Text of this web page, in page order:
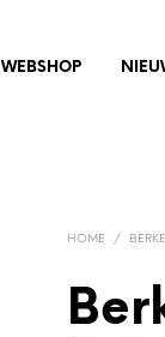
WEBSHOP
HOME /